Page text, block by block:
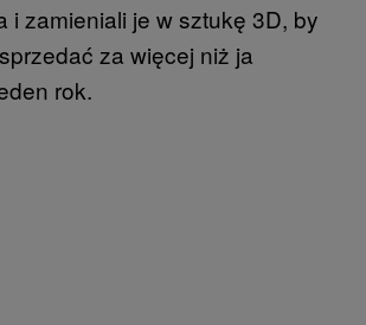
i zamieniali je w sztukę 3D, by
za więcej niż ja
rok.